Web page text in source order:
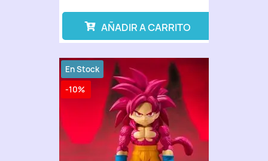
AÑADIR A CARRITO
-10%
En Stock